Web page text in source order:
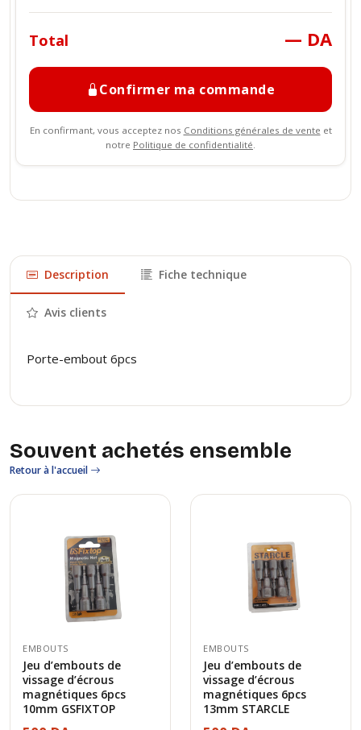
Total — DA
Confirmer ma commande
En confirmant, vous acceptez nos Conditions générales de vente et
notre Politique de confidentialité.
Description Fiche technique
Avis clients
Porte-embout 6pcs
Souvent achetés ensemble
Retour à l'accueil
EMBOUTS
Jeu d’embouts de
vissage d’écrous
magnétiques 6pcs
10mm GSFIXTOP
EMBOUTS
Jeu d’embouts de
vissage d’écrous
magnétiques 6pcs
13mm STARCLE